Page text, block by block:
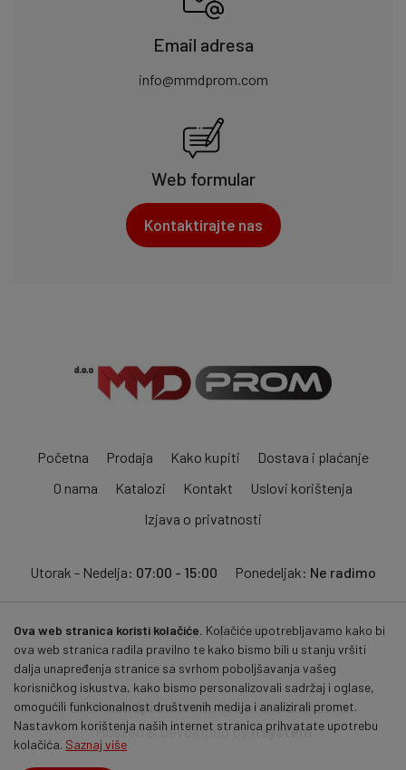
Email adresa
info@mmdprom.com
Web formular
Kontaktirajte nas
Početna Prodaja Kako kupiti
Dostava i plaćanje
O nama
Katalozi Kontakt
Uslovi korištenja
Izjava o privatnosti
Utorak - Nedelja: 07:00 - 15:00 Ponedeljak: Ne radimo
Pratite nas:
© 2026mmdprom.com . Sva prava zadržana.
Hosted & developed byitsystem
Ova web stranica koristi kolačiće. Kolačiće upotrebljavamo kako bi
ova web stranica radila pravilno te kako bismo bili u stanju vršiti
dalja unapređenja stranice sa svrhom poboljšavanja vašeg
korisničkog iskustva, kako bismo personalizovali sadržaj i oglase,
omogućili funkcionalnost društvenih medija i analizirali promet.
Nastavkom korištenja naših internet stranica prihvatate upotrebu
kolačića. Saznaj više